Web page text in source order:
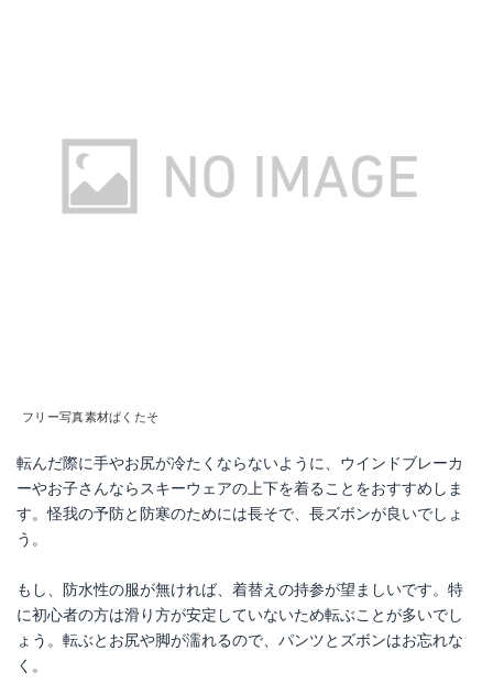
フリー写真素材ぱくたそ
転んだ際に手やお尻が冷たくならないように、ウインドブレーカ
ーやお子さんならスキーウェアの上下を着ることをおすすめしま
す。怪我の予防と防寒のためには長そで、長ズボンが良いでしょ
う。
もし、防水性の服が無ければ、着替えの持参が望ましいです。特
に初心者の方は滑り方が安定していないため転ぶことが多いでし
ょう。転ぶとお尻や脚が濡れるので、パンツとズボンはお忘れな
く。